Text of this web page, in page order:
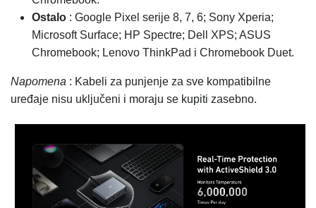
Ostalo : Google Pixel serije 8, 7, 6; Sony Xperia;
Microsoft Surface; HP Spectre; Dell XPS; ASUS
Chromebook; Lenovo ThinkPad i Chromebook Duet.
Napomena : Kabeli za punjenje za sve kompatibilne
uređaje nisu uključeni i moraju se kupiti zasebno.